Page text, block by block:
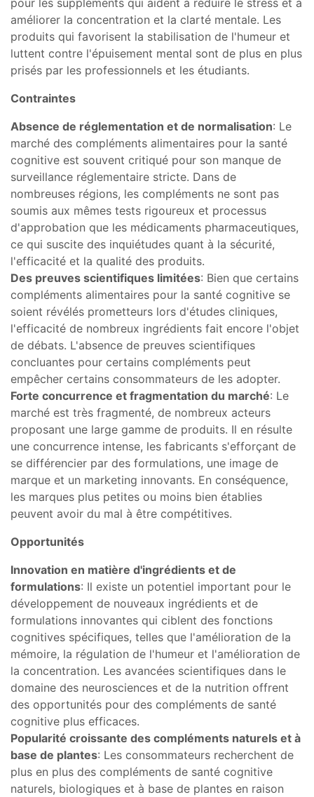
améliorer la concentration et la clarté mentale. Les
produits qui favorisent la stabilisation de l'humeur et
luttent contre l'épuisement mental sont de plus en plus
prisés par les professionnels et les étudiants.
Contraintes
Absence de réglementation et de normalisation: Le
marché des compléments alimentaires pour la santé
cognitive est souvent critiqué pour son manque de
surveillance réglementaire stricte. Dans de
nombreuses régions, les compléments ne sont pas
soumis aux mêmes tests rigoureux et processus
d'approbation que les médicaments pharmaceutiques,
ce qui suscite des inquiétudes quant à la sécurité,
l'efficacité et la qualité des produits.
Des preuves scientifiques limitées: Bien que certains
compléments alimentaires pour la santé cognitive se
soient révélés prometteurs lors d'études cliniques,
l'efficacité de nombreux ingrédients fait encore l'objet
de débats. L'absence de preuves scientifiques
concluantes pour certains compléments peut
empêcher certains consommateurs de les adopter.
Forte concurrence et fragmentation du marché: Le
marché est très fragmenté, de nombreux acteurs
proposant une large gamme de produits. Il en résulte
une concurrence intense, les fabricants s'efforçant de
se différencier par des formulations, une image de
marque et un marketing innovants. En conséquence,
les marques plus petites ou moins bien établies
peuvent avoir du mal à être compétitives.
Opportunités
Innovation en matière d'ingrédients et de
formulations: Il existe un potentiel important pour le
développement de nouveaux ingrédients et de
formulations innovantes qui ciblent des fonctions
cognitives spécifiques, telles que l'amélioration de la
mémoire, la régulation de l'humeur et l'amélioration de
la concentration. Les avancées scientifiques dans le
domaine des neurosciences et de la nutrition offrent
des opportunités pour des compléments de santé
cognitive plus efficaces.
Popularité croissante des compléments naturels et à
base de plantes: Les consommateurs recherchent de
plus en plus des compléments de santé cognitive
naturels, biologiques et à base de plantes en raison